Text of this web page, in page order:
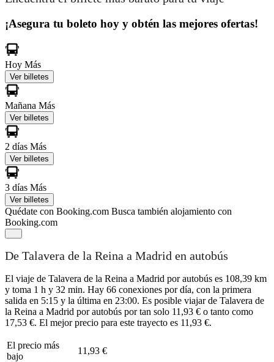
¡Asegura tu boleto hoy y obtén las mejores ofertas!
Hoy Más
Ver billetes
Mañana Más
Ver billetes
2 días Más
Ver billetes
3 días Más
Ver billetes
Quédate con Booking.com Busca también alojamiento con
Booking.com
De Talavera de la Reina a Madrid en autobús
El viaje de Talavera de la Reina a Madrid por autobús es 108,39 km
y toma 1 h y 32 min. Hay 66 conexiones por día, con la primera
salida en 5:15 y la última en 23:00. Es posible viajar de Talavera de
la Reina a Madrid por autobús por tan solo 11,93 € o tanto como
17,53 €. El mejor precio para este trayecto es 11,93 €.
El precio más
bajo
11,93 €